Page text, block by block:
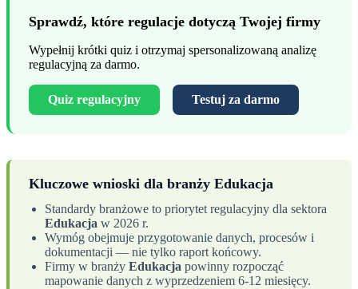
Sprawdź, które regulacje dotyczą Twojej firmy
Wypełnij krótki quiz i otrzymaj spersonalizowaną analizę
regulacyjną za darmo.
Quiz regulacyjny Testuj za darmo
Kluczowe wnioski dla branży Edukacja
Standardy branżowe to priorytet regulacyjny dla sektora
Edukacja w 2026 r.
Wymóg obejmuje przygotowanie danych, procesów i
dokumentacji — nie tylko raport końcowy.
Firmy w branży Edukacja powinny rozpocząć
mapowanie danych z wyprzedzeniem 6-12 miesięcy.